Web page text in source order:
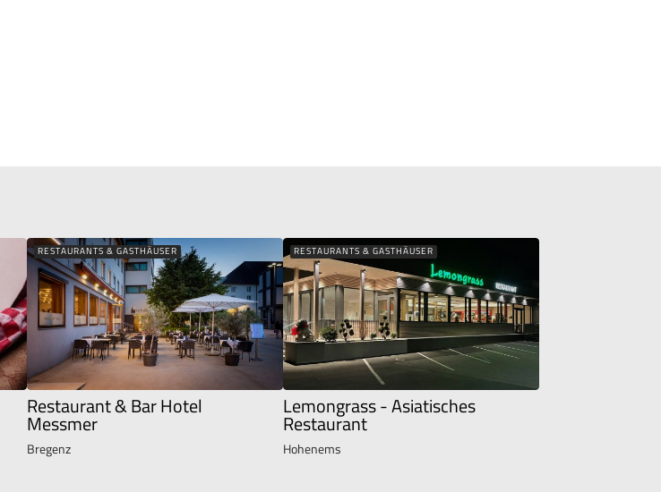
RESTAURANTS & GASTHÄUSER
Restaurant & Bar Hotel
Messmer
Bregenz
RESTAURANTS & GASTHÄUSER
Lemongrass - Asiatisches
Restaurant
Hohenems